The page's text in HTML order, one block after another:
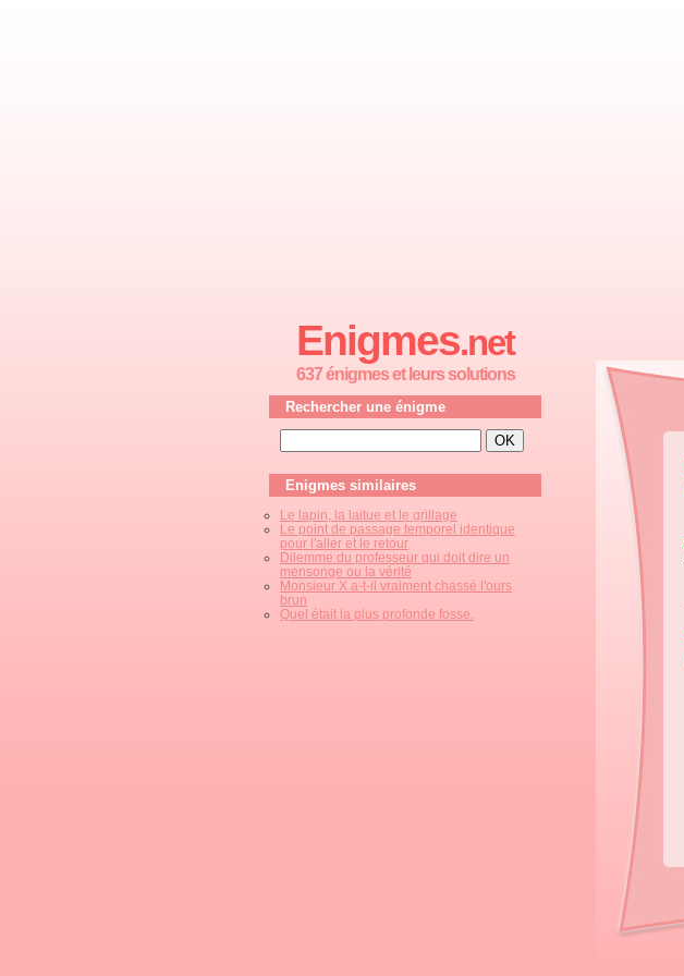
Enigmes.net
637 énigmes et leurs solutions
Rechercher une énigme
Enigmes similaires
Le lapin, la laitue et le grillage
Le point de passage temporel identique
pour l'aller et le retour
Dilemme du professeur qui doit dire un
mensonge ou la vérité
Monsieur X a-t-il vraiment chassé l'ours
brun
Quel était la plus profonde fosse.